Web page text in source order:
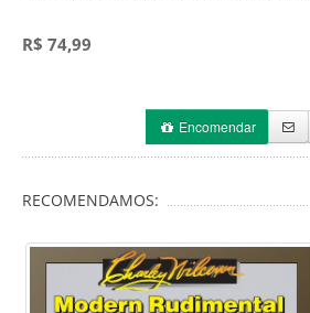
R$ 74,99
Encomendar
RECOMENDAMOS: